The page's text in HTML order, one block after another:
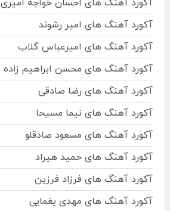
آکورد آهنگ های احسان خواجه امیری
آکورد آهنگ های امیر رشوند
آکورد آهنگ های امیرعباس گلاب
آکورد آهنگ های محسن ابراهیم زاده
آکورد آهنگ های رضا صادقی
آکورد آهنگ های نیما مسیحا
آکورد آهنگ های مسعود صادقلو
آکورد آهنگ های حمید هیراد
آکورد آهنگ های فرزاد فرزین
آکورد آهنگ های مهدی یغمایی